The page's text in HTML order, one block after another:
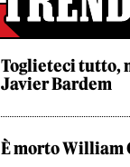
Toglieteci tutto,
Javier Bardem
È morto William